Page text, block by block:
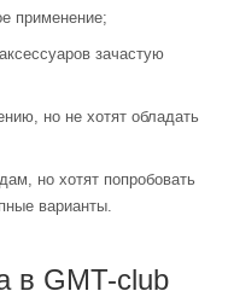
применение;
зачастую
но не хотят обладать
но хотят попробовать
варианты.
в GMT-club